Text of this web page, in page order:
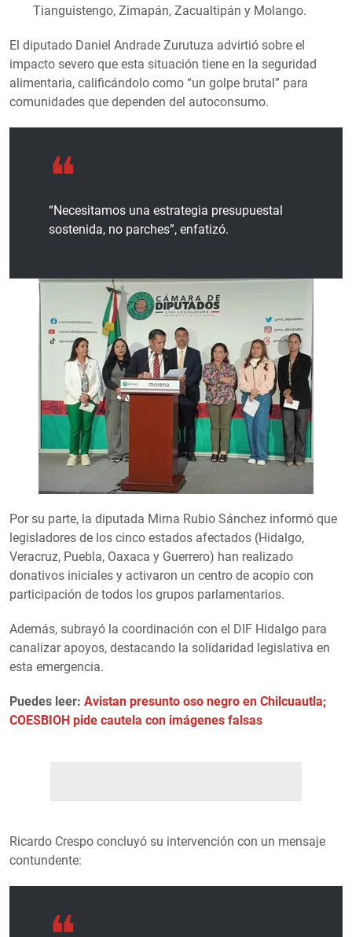
Tianguistengo, Zimapán, Zacualtipán y Molango.
El diputado Daniel Andrade Zurutuza advirtió sobre el
impacto severo que esta situación tiene en la seguridad
alimentaria, calificándolo como “un golpe brutal” para
comunidades que dependen del autoconsumo.
“Necesitamos una estrategia presupuestal
sostenida, no parches”, enfatizó.
Por su parte, la diputada Mirna Rubio Sánchez informó que
legisladores de los cinco estados afectados (Hidalgo,
Veracruz, Puebla, Oaxaca y Guerrero) han realizado
donativos iniciales y activaron un centro de acopio con
participación de todos los grupos parlamentarios.
Además, subrayó la coordinación con el DIF Hidalgo para
canalizar apoyos, destacando la solidaridad legislativa en
esta emergencia.
Puedes leer: Avistan presunto oso negro en Chilcuautla;
COESBIOH pide cautela con imágenes falsas
Ricardo Crespo concluyó su intervención con un mensaje
contundente: